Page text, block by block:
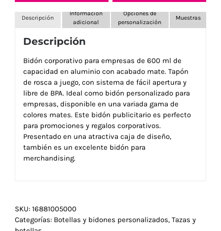
Descripción
Información
adicional
Opciones de
personalización
Muestras
Descripción
Bidón corporativo para empresas de 600 ml de
capacidad en aluminio con acabado mate. Tapón
de rosca a juego, con sistema de fácil apertura y
libre de BPA. Ideal como bidón personalizado para
empresas, disponible en una variada gama de
colores mates. Este bidón publicitario es perfecto
para promociones y regalos corporativos.
Presentado en una atractiva caja de diseño,
también es un excelente bidón para
merchandising.
SKU: 16881005000
Categorías: Botellas y bidones personalizados, Tazas y